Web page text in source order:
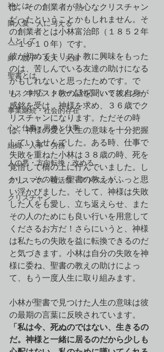
神とは
隣人愛・人に与える
人として
絆・親子・友人・夫婦
聖書とは
リスク対応・クレーム対応・ハラスメント
事業継続・社会的存在
心と仕事・思考と仕事
組織・人事・労務
人の悪・方向転換・改める
クリスマス・復活祭・アドベント
クリスチャン
は、その創業者が熱心なクリスチャン
だったということかもしれません。そ
の創業者とは小林富治郎（１８５２年
—１９１０年）です。
彼が初めてキリスト教に興味をもった
のは、苦しんでいる友達の助けになる
かもしれないと思ったためです。で
も、キリスト教の話を聞いて彼自身が
感銘を受け、神様を求め、３６歳でク
リスチャンになります。ただその時
は、神様の愛と人生の意味を十分把握
していませんでした。ある時、仕事で
失敗を重ねた小林は３８歳の時、死を
覚悟して橋の上に佇んでいました。し
かし、その時、聖書の教えがふっと思
い浮かびました。そして、神様は失敗
した人をも愛し、立ち返えらせ、また
その人のためにも良い行いを用意して
くださるお方だ！さらにいうと、神様
は私たちの失敗を益に転換できるのだ
と気づきます。小林は自分の失敗を神
様に委ね、聖書の教えの助けによっ
て、もう一度人生に取り組みます。
小林が聖書で見つけた人生の意味は彼
の最期の言葉に反映されています。
「私は今、死ぬのではない、生きるの
だ。神様と一緒に居るのだから少しも